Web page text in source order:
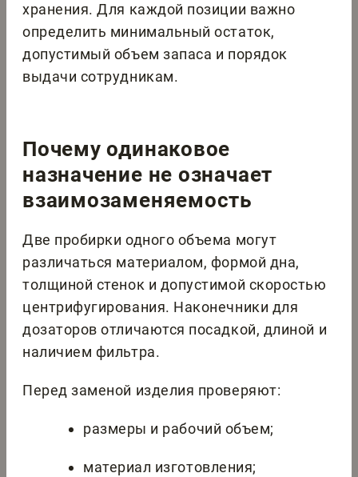
хранения. Для каждой позиции важно
определить минимальный остаток,
допустимый объем запаса и порядок
выдачи сотрудникам.
Почему одинаковое
назначение не означает
взаимозаменяемость
Две пробирки одного объема могут
различаться материалом, формой дна,
толщиной стенок и допустимой скоростью
центрифугирования. Наконечники для
дозаторов отличаются посадкой, длиной и
наличием фильтра.
Перед заменой изделия проверяют:
размеры и рабочий объем;
материал изготовления;